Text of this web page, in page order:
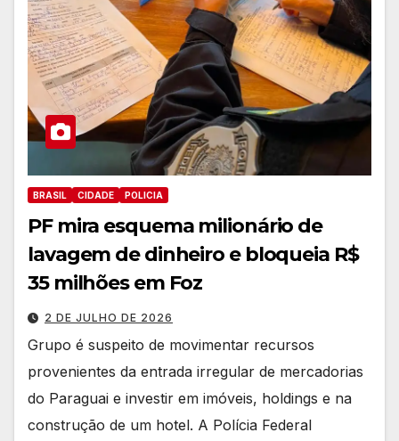
BRASIL CIDADE POLICIA
PF mira esquema milionário de
lavagem de dinheiro e bloqueia R$
35 milhões em Foz
2 DE JULHO DE 2026
Grupo é suspeito de movimentar recursos
provenientes da entrada irregular de mercadorias
do Paraguai e investir em imóveis, holdings e na
construção de um hotel. A Polícia Federal